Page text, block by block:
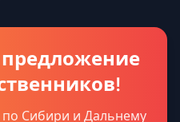
по Сибири и Дальнему